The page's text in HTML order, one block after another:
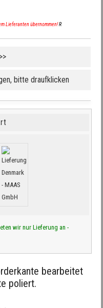
Lieferanten übernommen!R
bitte draufklicken
wir nur Lieferung an -
bearbeitet
poliert.